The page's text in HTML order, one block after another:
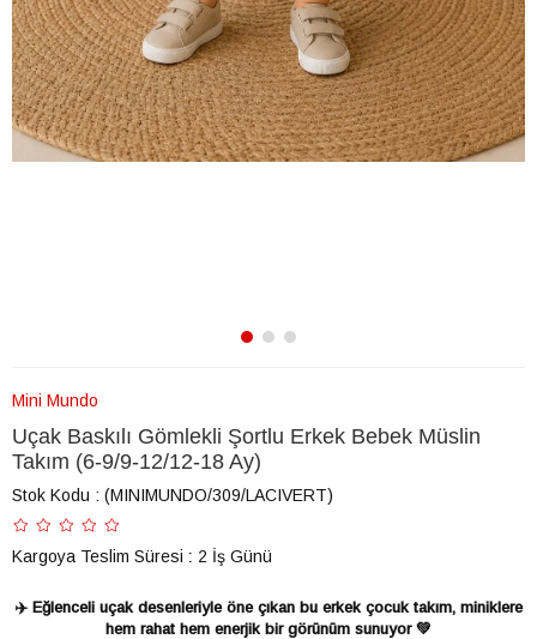
Mini Mundo
Uçak Baskılı Gömlekli Şortlu Erkek Bebek Müslin
Takım (6-9/9-12/12-18 Ay)
Stok Kodu (MINIMUNDO/309/LACIVERT)
Kargoya Teslim Süresi : 2 İş Günü
✈️ Eğlenceli uçak desenleriyle öne çıkan bu erkek çocuk takım, miniklere
hem rahat hem enerjik bir görünüm sunuyor 💚